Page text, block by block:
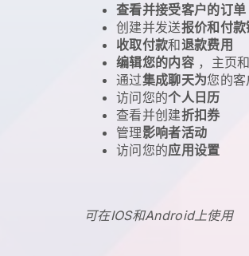
查看并接受客户的订单
创建并发送报价和付
收取付款和退款费用
编辑您的内容，主页
通过集成聊天为您的客
访问您的个人日历
查看并创建折扣券
管理影响者活动
访问您的应用设置
可在IOS和Android上使用